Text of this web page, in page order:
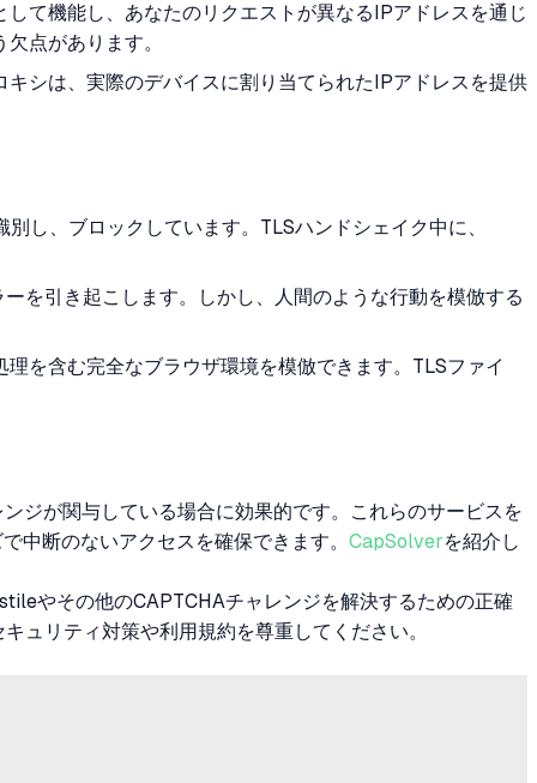
て機能し、あなたのリクエストが異なるIPアドレスを通じ
点があります。
シは、実際のデバイスに割り当てられたIPアドレスを提供
し、ブロックしています。TLSハンドシェイク中に、
を引き起こします。しかし、人間のような行動を模倣する
を含む完全なブラウザ環境を模倣できます。TLSファイ
ジが関与している場合に効果的です。これらのサービスを
中断のないアクセスを確保できます。 CapSolverを紹介し
やその他のCAPTCHAチャレンジを解決するための正確
ュリティ対策や利用規約を尊重してください。